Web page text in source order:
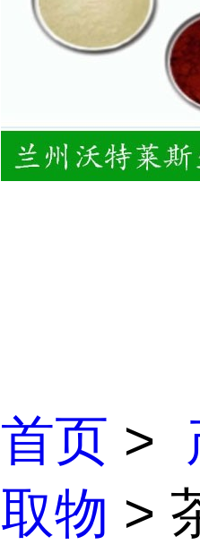
首页 >
取物 >